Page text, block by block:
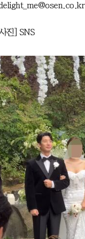
진] SNS